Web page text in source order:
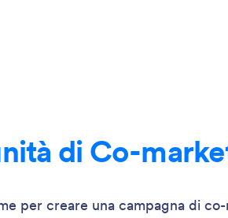
di Co-
per creare una campagna di